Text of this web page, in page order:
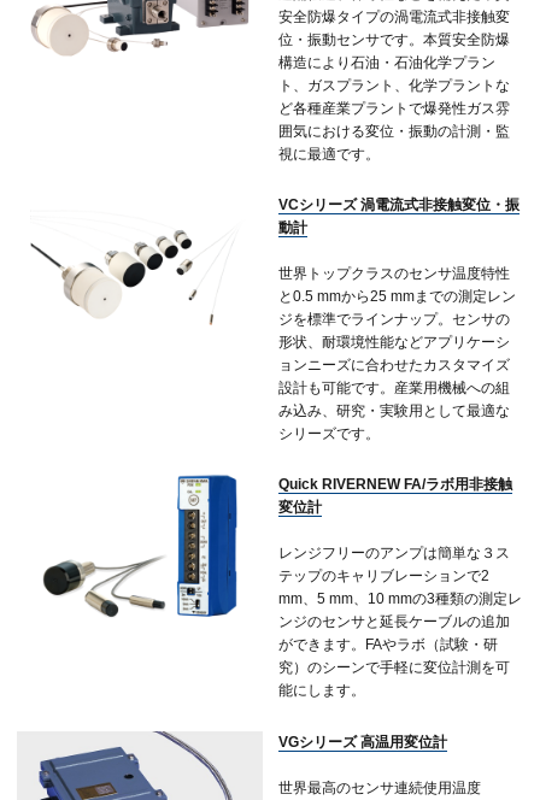
安全防爆タイプの渦電流式非接触変
位・振動センサです。本質安全防爆
構造により石油・石油化学プラン
ト、ガスプラント、化学プラントな
ど各種産業プラントで爆発性ガス雰
囲気における変位・振動の計測・監
視に最適です。
VCシリーズ 渦電流式非接触変位・振
動計
世界トップクラスのセンサ温度特性
と0.5 mmから25 mmまでの測定レン
ジを標準でラインナップ。センサの
形状、耐環境性能などアプリケーシ
ョンニーズに合わせたカスタマイズ
設計も可能です。産業用機械への組
み込み、研究・実験用として最適な
シリーズです。
Quick RIVERNEW FA/ラボ用非接触
変位計
レンジフリーのアンプは簡単な３ス
テップのキャリブレーションで2
mm、5 mm、10 mmの3種類の測定レ
ンジのセンサと延長ケーブルの追加
ができます。FAやラボ（試験・研
究）のシーンで手軽に変位計測を可
能にします。
VGシリーズ 高温用変位計
世界最高のセンサ連続使用温度